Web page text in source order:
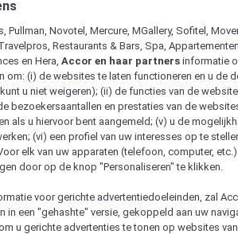
Pullman, Novotel, Mercure, MGallery, Sofitel,
Restaurants & Bars, Spa,
en Hera, Accor en haar partners informatie
om: (i) de websites te laten functioneren en u de
u niet weigeren); (ii) de functies van de
bezoekersaantallen en prestaties van de
als u hiervoor bent aangemeld; (v) u de
(vi) een profiel van uw interesses op te
elk van uw apparaten (telefoon, computer,
door op de knop "Personaliseren" te klikken.
voor gerichte advertentiedoeleinden, zal
in een "gehashte" versie, gekoppeld aan uw
u gerichte advertenties te tonen op websites